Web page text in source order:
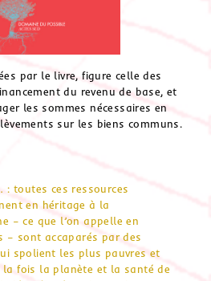
par le livre, figure celle des
du revenu de base, et
les sommes nécessaires en
sur les biens communs.
: toutes ces ressources
en héritage à la
– ce que l’on appelle en
– sont accaparés par des
spolient les plus pauvres et
fois la planète et la santé de